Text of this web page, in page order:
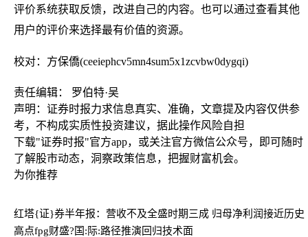
评价系统获取反馈，改进自己的内容。也可以通过查看其他
用户的评价来选择最有价值的资源。
校对：方保僑(ceeiephcv5mn4sum5x1zcvbw0dygqi)
责任编辑： 罗伯特·吴
声明：证券时报力求信息真实、准确，文章提及内容仅供参
考，不构成实质性投资建议，据此操作风险自担
下载"证券时报"官方app，或关注官方微信公众号，即可随时
了解股市动态，洞察政策信息，把握财富机会。
为你推荐
红塔{证}券半年报：营收不及全盛时期三成 归母净利润接近历史
高点fpg财盛?国:际:路径推演回归技术面